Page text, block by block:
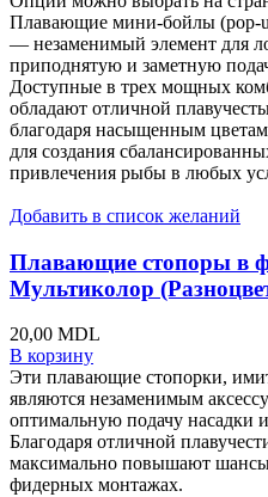
Плавающие мини-бойлы (pop-
— незаменимый элемент для
приподнятую и заметную
Доступные в трех мощных
обладают отличной
благодаря насыщенным
для создания
привлечения рыбы в любых
Добавить в список желаний
Плавающие стопоры в
Мультиколор
20,00 MDL
В корзину
Эти плавающие стопорки,
являются незаменимым
оптимальную подачу насадки
Благодаря отличной
максимально повышают
фидерных монтажах.